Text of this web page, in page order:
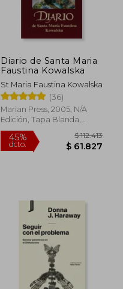
45%
dcto.
Diario de Santa Maria
Faustina Kowalska
St Maria Faustina Kowalska
(36)
Marian Press, 2005, N/A
Edición, Tapa Blanda,
Nuevo